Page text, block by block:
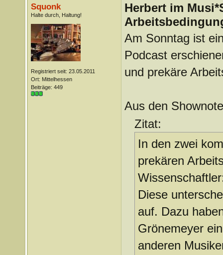
Squonk
Halte durch, Haltung!
Registriert seit: 23.05.2011
Ort: Mittelhessen
Beiträge: 449
Herbert im
Am Sonntag ist
Podcast
und prekäre
Aus den
Zitat:
In den zwei
prekären
Diese
auf. Dazu
Grönemeyer
anderen